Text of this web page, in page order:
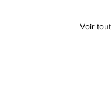
Voir tout